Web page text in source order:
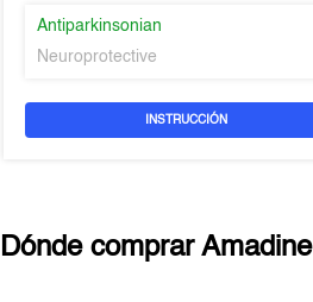
Antiparkinsonian
Neuroprotective
INSTRUCCIÓN
Dónde comprarAmadine